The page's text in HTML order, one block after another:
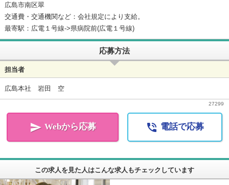
広島市南区翠
交通費・交通機関など：会社規定により支給。
最寄駅：広電１号線->県病院前(広電１号線)
応募方法
担当者
広島本社 岩田 空
27299
 Webから応募  電話で応募
この求人を見た人はこんな求人もチェックしています